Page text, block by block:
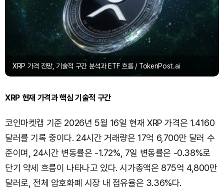
XRP 가격 전망, 기술적 구간 분석과 ETF 흐름 / TokenPost.ai
XRP 현재 가격과 핵심 기술적 구간
코인마켓캡 기준 2026년 5월 16일 현재 XRP 가격은 1.4160
달러를 기록 중이다. 24시간 거래량은 17억 6,700만 달러 수
준이며, 24시간 변동률은 -1.72%, 7일 변동률은 -0.38%로
단기 약세 흐름이 나타나고 있다. 시가총액은 875억 4,800만
달러로, 전체 암호화폐 시장 내 점유율은 3.36%다.